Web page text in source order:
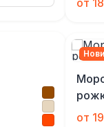
от
от